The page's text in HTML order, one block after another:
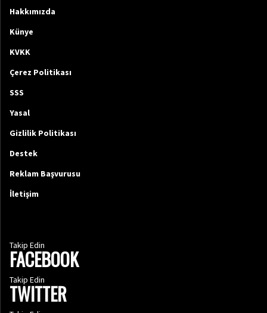
Hakkımızda
Künye
KVKK
Çerez Politikası
SSS
Yasal
Gizlilik Politikası
Destek
Reklam Başvurusu
İletişim
Takip Edin
FACEBOOK
Takip Edin
TWITTER